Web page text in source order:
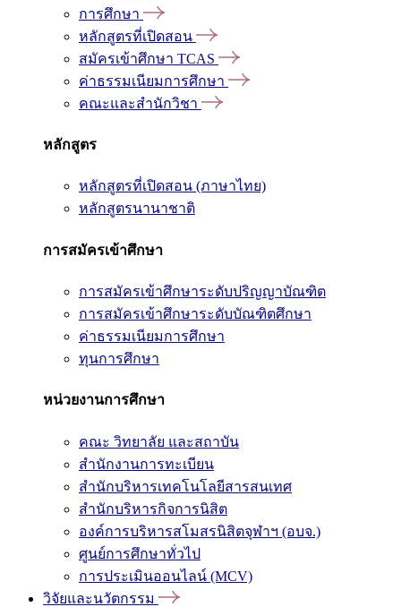
การศึกษา
หลักสูตรที่เปิดสอน
สมัครเข้าศึกษา TCAS
ค่าธรรมเนียมการศึกษา
คณะและสำนักวิชา
หลักสูตร
หลักสูตรที่เปิดสอน (ภาษาไทย)
หลักสูตรนานาชาติ
การสมัครเข้าศึกษา
การสมัครเข้าศึกษาระดับปริญญาบัณฑิต
การสมัครเข้าศึกษาระดับบัณฑิตศึกษา
ค่าธรรมเนียมการศึกษา
ทุนการศึกษา
หน่วยงานการศึกษา
คณะ วิทยาลัย และสถาบัน
สำนักงานการทะเบียน
สำนักบริหารเทคโนโลยีสารสนเทศ
สำนักบริหารกิจการนิสิต
องค์การบริหารสโมสรนิสิตจุฬาฯ (อบจ.)
ศูนย์การศึกษาทั่วไป
การประเมินออนไลน์ (MCV)
วิจัยและนวัตกรรม